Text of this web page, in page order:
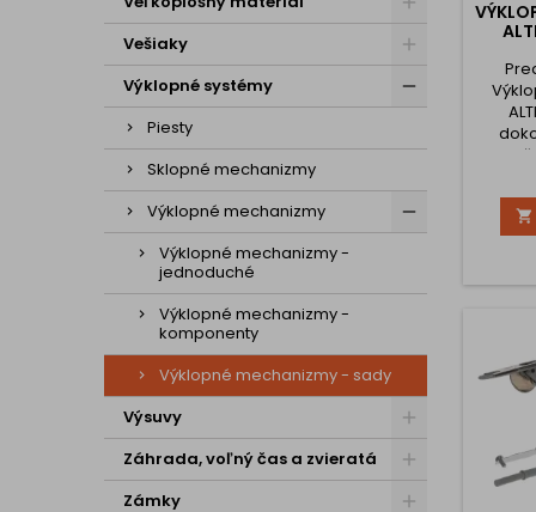
Vešiaky
Výklopné systémy
Piesty
Sklopné mechanizmy
Výklopné mechanizmy
Výklopné mechanizmy -
jednoduché
Výklopné mechanizmy -
komponenty
Výklopné mechanizmy - sady
Výsuvy
Záhrada, voľný čas a zvieratá
Zámky
pre
